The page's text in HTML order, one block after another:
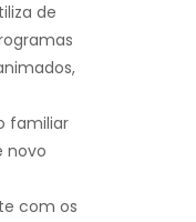
de
familiar
novo
com os